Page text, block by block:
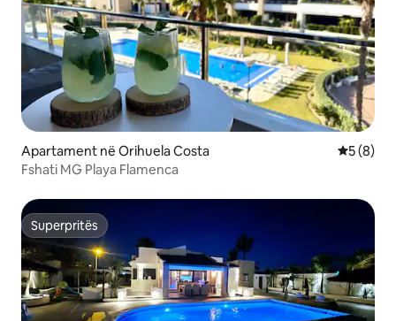
Apartament në Orihuela Costa
5 (8)
Fshati MG Playa Flamenca
Superpritës
Superpritës